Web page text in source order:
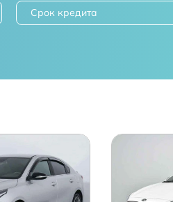
Срок кредита